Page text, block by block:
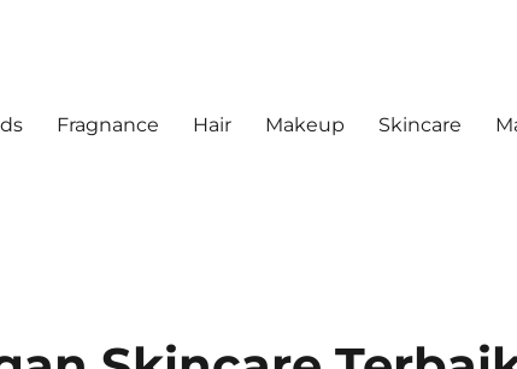
Fragnance Hair Makeup Skincare